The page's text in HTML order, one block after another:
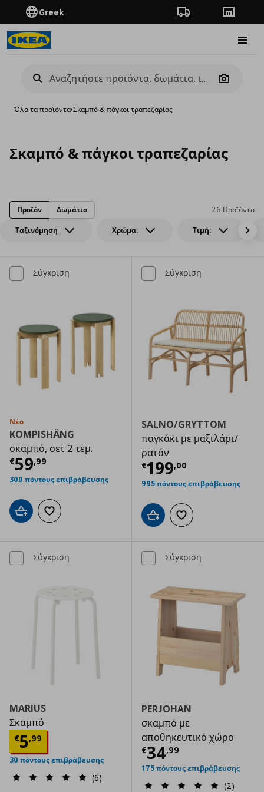
Greek Πορεία παραγγελίας
Camera
Όλα τα προϊόντα›Σκαμπό & πάγκοι τραπεζαρίας
Σκαμπό & πάγκοι τραπεζαρίας
Ταξινόμηση Χρώμα: Τιμή:
26 Προϊόντα
Προϊόν Δωμάτιο
Σύγκριση
Νέο
KOMPISHÄNG
σκαμπό, σετ 2 τεμ.
€59,99
Τρέχουσα τιμή € 59,99
300 πόντους επιβράβευσης
Προσθήκη στο καλάθι
Προσθήκη στα αγαπημένα
Σύγκριση
SALNO/GRYTTOM
παγκάκι με μαξιλάρι/
ρατάν
€199,00
Τρέχουσα
995 πόντους επιβράβευσης
Προσθήκη στο καλάθι
Προσθήκη στα
Σύγκριση
MARIUS
Σκαμπό
€5,99
Τρέχουσα τιμή € 5,99
30 πόντους επιβράβευσης
(6)
Σύγκριση
PERJOHAN
σκαμπό με
αποθηκευτικό χώρο
€34,99
Τρέχουσα
175 πόντους επιβράβευσης
(2)